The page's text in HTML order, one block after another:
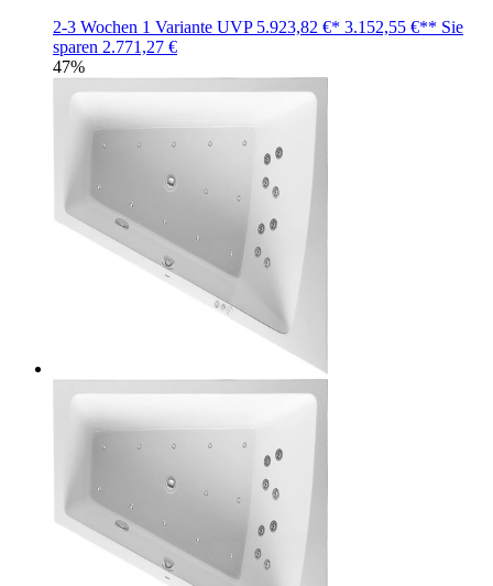
2-3 Wochen 1 Variante UVP 5.923,82 €* 3.152,55 €** Sie
sparen 2.771,27 €
47%